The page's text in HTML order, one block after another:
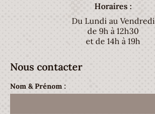
Horaires :
Du Lundi au Vendredi
de 9h à 12h30
et de 14h à 19h
Nous contacter
Nom & Prénom :